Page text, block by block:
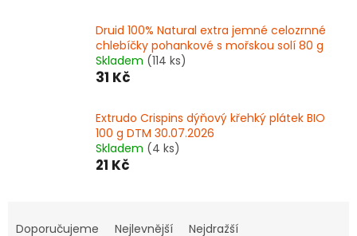
Druid 100% Natural extra jemné celozrnné
chlebíčky pohankové s mořskou solí 80 g
Skladem (114 ks)
31 Kč
Extrudo Crispins dýňový křehký plátek BIO
100 g DTM 30.07.2026
Skladem (4 ks)
21 Kč
aDoporučujeme Nejlevnější
Nejdražší